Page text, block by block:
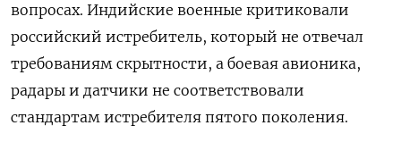
вопросах. Индийские военные критиковали
российский истребитель, который не отвечал
требованиям скрытности, а боевая авионика,
радары и датчики не соответствовали
стандартам истребителя пятого поколения.